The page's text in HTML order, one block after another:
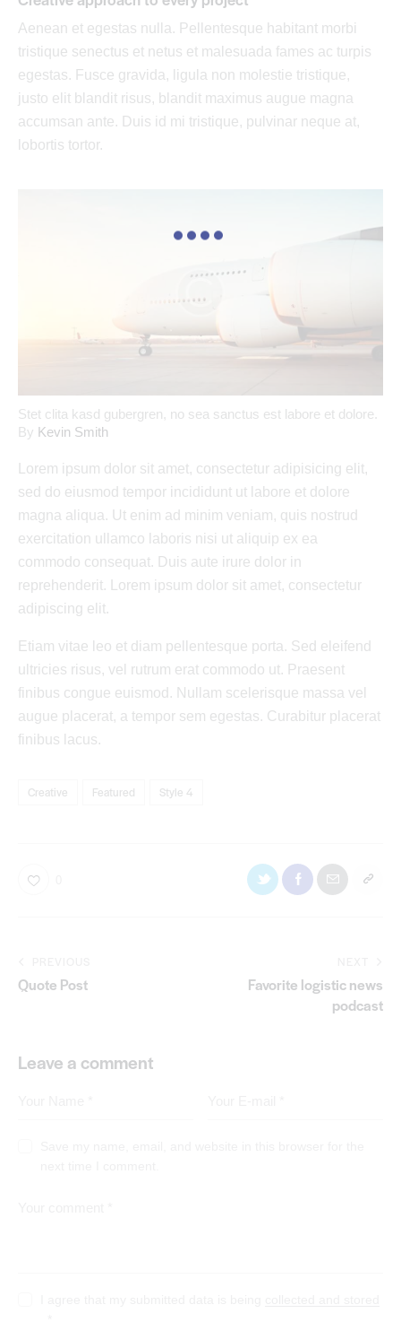
Aenean et egestas nulla. Pellentesque habitant morbi
tristique senectus et netus et malesuada fames ac turpis
egestas. Fusce gravida, ligula non molestie tristique,
justo elit blandit risus, blandit maximus augue magna
accumsan ante. Duis id mi tristique, pulvinar neque at,
lobortis tortor.
Stet clita kasd gubergren, no sea sanctus est labore et dolore.
By Kevin Smith
Lorem ipsum dolor sit amet, consectetur adipisicing elit,
sed do eiusmod tempor incididunt ut labore et dolore
magna aliqua. Ut enim ad minim veniam, quis nostrud
exercitation ullamco laboris nisi ut aliquip ex ea
commodo consequat. Duis aute irure dolor in
reprehenderit. Lorem ipsum dolor sit amet, consectetur
adipiscing elit.
Etiam vitae leo et diam pellentesque porta. Sed eleifend
ultricies risus, vel rutrum erat commodo ut. Praesent
finibus congue euismod. Nullam scelerisque massa vel
augue placerat, a tempor sem egestas. Curabitur placerat
finibus lacus.
Creative Featured Style 4
Quote Post
Favorite logistic news
podcast
Leave a comment